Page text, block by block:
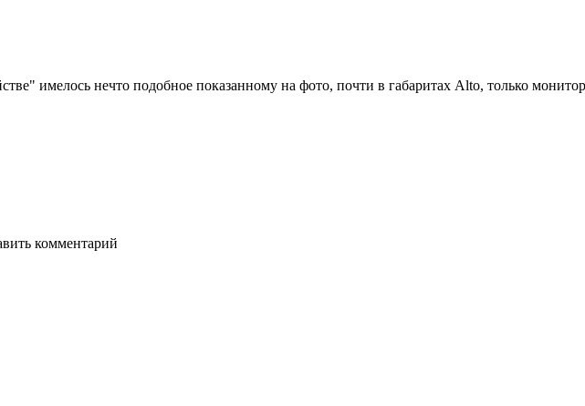
имелось нечто подобное показанному на фото, почти в габаритах Alto, только
комментарий